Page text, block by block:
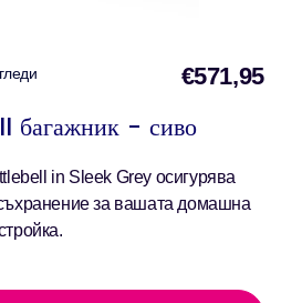
- сиво
€571,95
in Sleek Grey осигурява
за вашата домашна